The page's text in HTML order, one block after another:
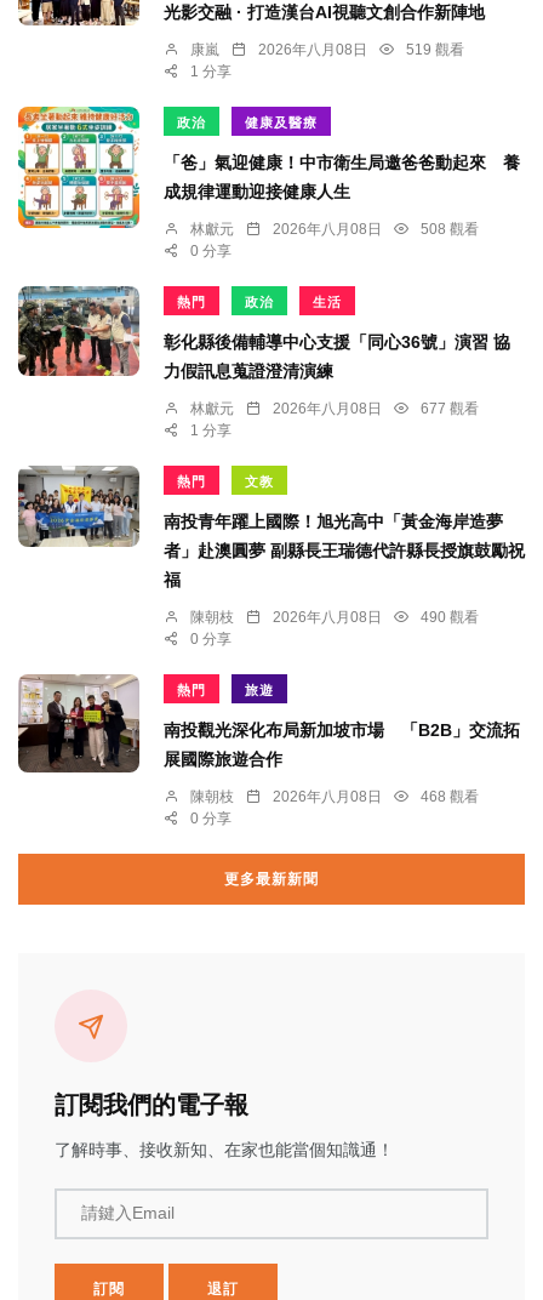
光影交融 · 打造漢台AI視聽文創合作新陣地
康嵐 2026年八月08日
519 觀看
1 分享
政治 健康及醫療
「爸」氣迎健康！中市衛生局邀爸爸動起來 養
成規律運動迎接健康人生
林獻元 2026年八月08日
508 觀看
0 分享
熱門 政治 生活
彰化縣後備輔導中心支援「同心36號」演習 協
力假訊息蒐證澄清演練
林獻元 2026年八月08日
677 觀看
1 分享
熱門 文教
南投青年躍上國際！旭光高中「黃金海岸造夢
者」赴澳圓夢 副縣長王瑞德代許縣長授旗鼓勵祝
福
陳朝枝 2026年八月08日
490 觀看
0 分享
熱門 旅遊
南投觀光深化布局新加坡市場 「B2B」交流拓
展國際旅遊合作
陳朝枝 2026年八月08日
468 觀看
0 分享
更多最新新聞
訂閱我們的電子報
了解時事、接收新知、在家也能當個知識通！
請鍵入Email
訂閱 退訂